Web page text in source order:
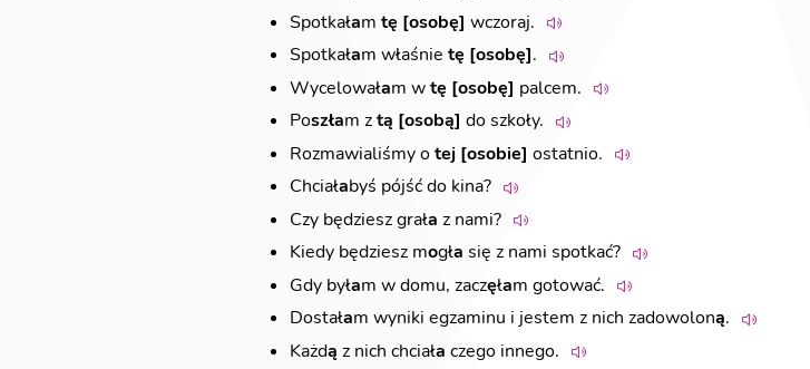
Spotkałam tę [osobę] wczoraj.
Spotkałam właśnie tę [osobę].
Wycelowałam w tę [osobę] palcem.
Poszłam z tą [osobą] do szkoły.
Rozmawialiśmy o tej [osobie] ostatnio.
Chciałabyś pójść do kina?
Czy będziesz grała z nami?
Kiedy będziesz mogła się z nami spotkać?
Gdy byłam w domu, zaczęłam gotować.
Dostałam wyniki egzaminu i jestem z nich zadowoloną.
Każdą z nich chciała czego innego.